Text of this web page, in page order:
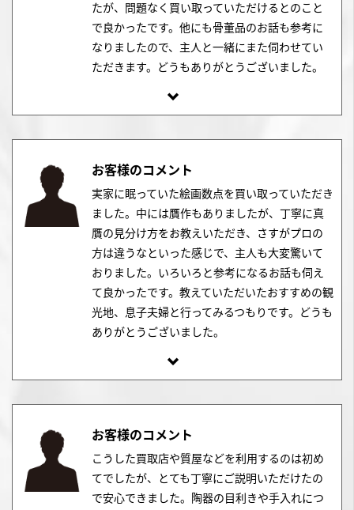
たが、問題なく買い取っていただけるとのこと
で良かったです。他にも骨董品のお話も参考に
なりましたので、主人と一緒にまた伺わせてい
ただきます。どうもありがとうございました。
お客様のコメント
実家に眠っていた絵画数点を買い取っていただき
ました。中には贋作もありましたが、丁寧に真
贋の見分け方をお教えいただき、さすがプロの
方は違うなといった感じで、主人も大変驚いて
おりました。いろいろと参考になるお話も伺え
て良かったです。教えていただいたおすすめの観
光地、息子夫婦と行ってみるつもりです。どうも
ありがとうございました。
お客様のコメント
こうした買取店や質屋などを利用するのは初め
てでしたが、とても丁寧にご説明いただけたの
で安心できました。陶器の目利きや手入れにつ